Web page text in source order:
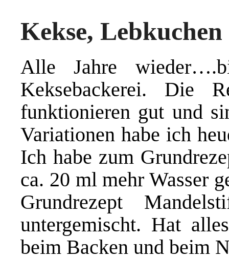
Kekse,
Alle Jahre
Keksebackerei. Die
funktionieren gut und
Variationen habe ich
Ich habe zum
ca. 20 ml mehr Wasser
Grundrezept
untergemischt. Hat
beim Backen und beim